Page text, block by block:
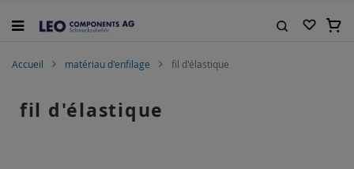
au
Mon
Accueil matériau d'enfilage fil d'élastique
fil d'élastique